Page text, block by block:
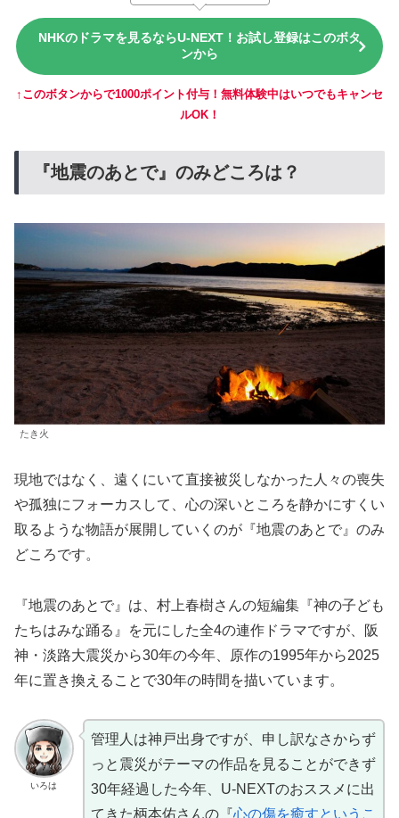
NHKのドラマを見るならU-NEXT！お試し登録はこのボタ
ンから
↑このボタンからで1000ポイント付与！無料体験中はいつでもキャンセ
ルOK！
『地震のあとで』のみどころは？
たき火
現地ではなく、遠くにいて直接被災しなかった人々の喪失
や孤独にフォーカスして、心の深いところを静かにすくい
取るような物語が展開していくのが『地震のあとで』のみ
どころです。
『地震のあとで』は、村上春樹さんの短編集『神の子ども
たちはみな踊る』を元にした全4の連作ドラマですが、阪
神・淡路大震災から30年の今年、原作の1995年から2025
年に置き換えることで30年の時間を描いています。
いろは
管理人は神戸出身ですが、申し訳なさからず
っと震災がテーマの作品を見ることができず
30年経過した今年、U-NEXTのおススメに出
てきた柄本佑さんの『心の傷を癒すというこ